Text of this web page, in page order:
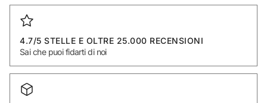
4.7/5 STELLE E OLTRE 25.000 RECENSIONI
Sai che puoi fidarti di noi